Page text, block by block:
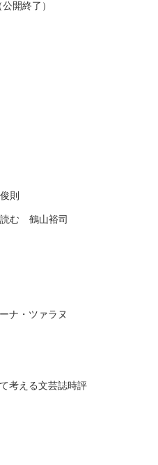
開終了）
則
読む 鶴山裕司
ナ・ツァラヌ
考える文芸誌時評